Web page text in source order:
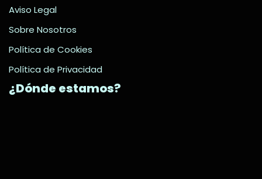
Aviso Legal
Sobre Nosotros
Política de Cookies
Política de Privacidad
¿Dónde estamos?